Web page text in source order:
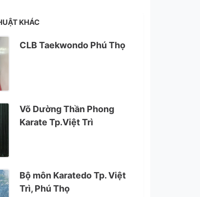
KHÁC
CLB Taekwondo Phú Thọ
Võ Dường Thần Phong
Karate Tp.Việt Trì
Bộ môn Karatedo Tp. Việt
Trì, Phú Thọ